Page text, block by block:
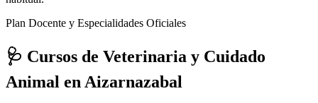
Plan Docente y Especialidades Oficiales
🩺 Cursos de Veterinaria y Cuidado
Animal en Aizarnazabal